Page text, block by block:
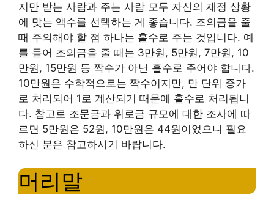
지만 받는 사람과 주는 사람 모두 자신의 재정 상황
에 맞는 액수를 선택하는 게 좋습니다. 조의금을 줄
때 주의해야 할 점 하나는 홀수로 주는 것입니다. 예
를 들어 조의금을 줄 때는 3만원, 5만원, 7만원, 10
만원, 15만원 등 짝수가 아닌 홀수로 주어야 합니다.
10만원은 수학적으로는 짝수이지만, 만 단위 증가
로 처리되어 1로 계산되기 때문에 홀수로 처리됩니
다. 참고로 조문금과 위로금 규모에 대한 조사에 따
르면 5만원은 52원, 10만원은 44원이었으니 필요
하신 분은 참고하시기 바랍니다.
머리말